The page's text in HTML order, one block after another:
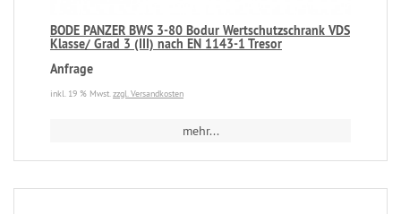
BODE PANZER BWS 3-80 Bodur Wertschutzschrank VDS
Klasse/ Grad 3 (III) nach EN 1143-1 Tresor
Anfrage
inkl. 19 % Mwst.zzgl. Versandkosten
mehr...